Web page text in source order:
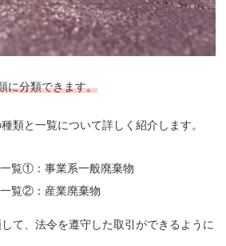
に分類できます。
類と一覧について詳しく紹介します。
覧①：事業系一般廃棄物
覧②：産業廃棄物
て、法令を遵守した取引ができるように